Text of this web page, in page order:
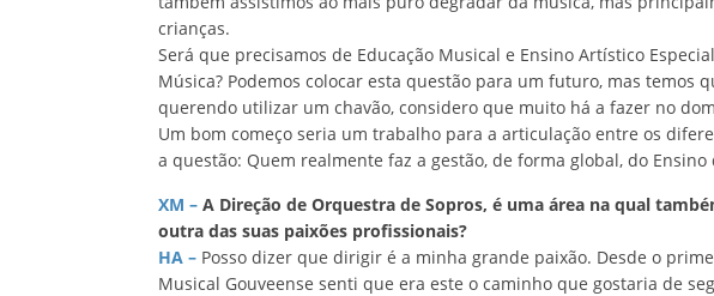
crianças.
Será que precisamos de Educação Musical e Ensino Artístico
Música? Podemos colocar esta questão para um futuro, mas temos
querendo utilizar um chavão, considero que muito há a fazer no
Um bom começo seria um trabalho para a articulação entre os
a questão: Quem realmente faz a gestão, de forma global, do Ensino
XM – A Direção de Orquestra de Sopros, é uma área na qual
outra das suas paixões profissionais?
HA – Posso dizer que dirigir é a minha grande paixão. Desde o
Musical Gouveense senti que era este o caminho que gostaria de